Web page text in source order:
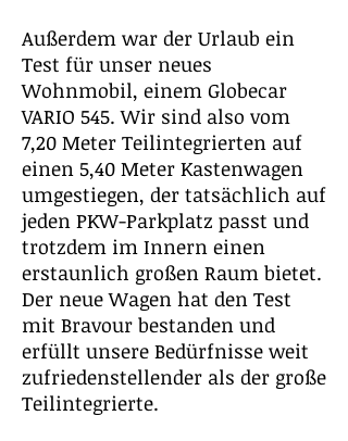
Außerdem war der Urlaub ein
Test für unser neues
Wohnmobil, einem Globecar
VARIO 545. Wir sind also vom
7,20 Meter Teilintegrierten auf
einen 5,40 Meter Kastenwagen
umgestiegen, der tatsächlich auf
jeden PKW-Parkplatz passt und
trotzdem im Innern einen
erstaunlich großen Raum bietet.
Der neue Wagen hat den Test
mit Bravour bestanden und
erfüllt unsere Bedürfnisse weit
zufriedenstellender als der große
Teilintegrierte.